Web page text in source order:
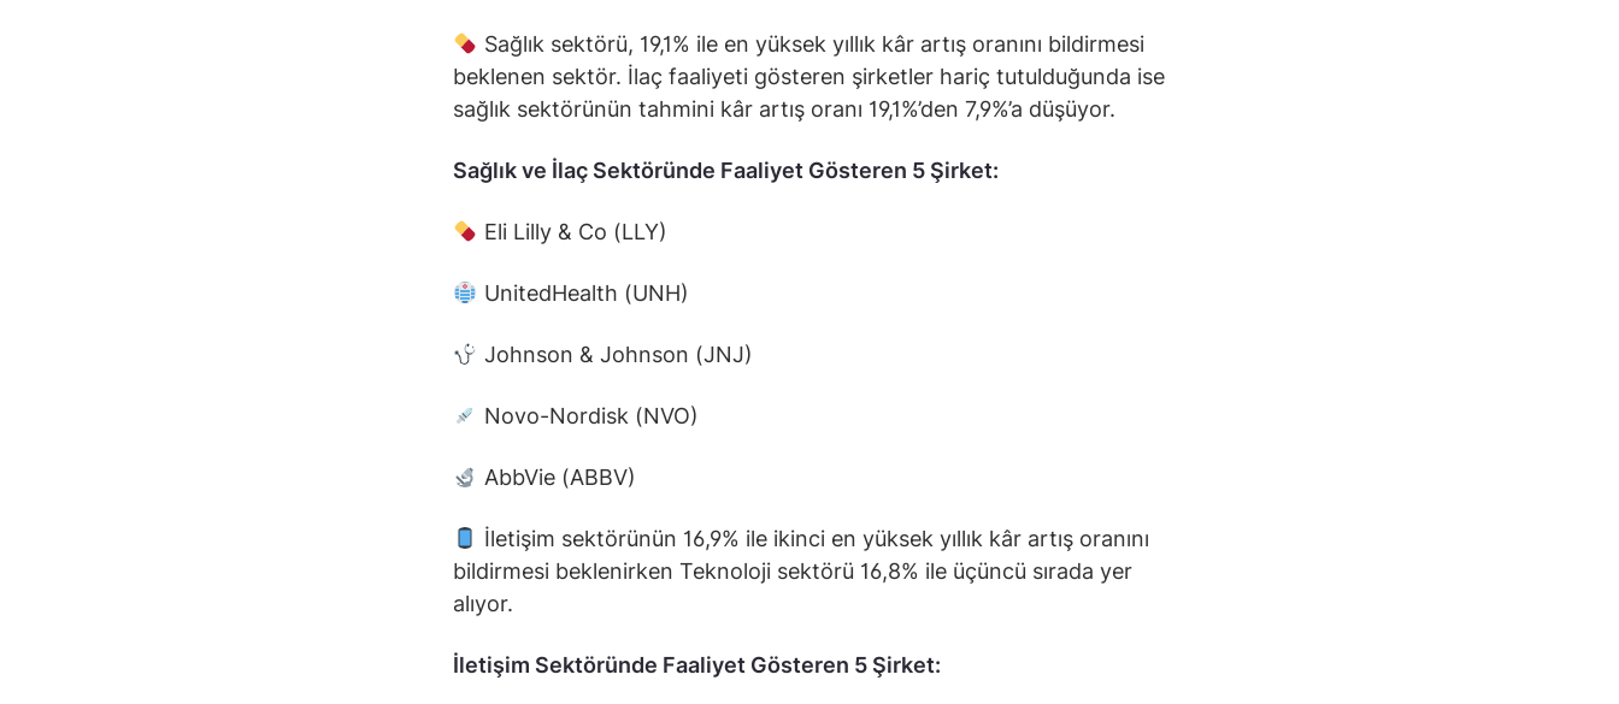
Sağlık sektörü, 19,1% ile en yüksek yıllık kâr artış oranını bildirmesi
beklenen sektör. İlaç faaliyeti gösteren şirketler hariç tutulduğunda ise
sağlık sektörünün tahmini kâr artış oranı 19,1%’den 7,9%’a düşüyor.
Sağlık ve İlaç Sektöründe Faaliyet Gösteren 5 Şirket:
Eli Lilly & Co (LLY)
UnitedHealth (UNH)
Johnson & Johnson (JNJ)
Novo-Nordisk (NVO)
AbbVie (ABBV)
İletişim sektörünün 16,9% ile ikinci en yüksek yıllık kâr artış oranını
bildirmesi beklenirken Teknoloji sektörü 16,8% ile üçüncü sırada yer
alıyor.
İletişim Sektöründe Faaliyet Gösteren 5 Şirket: